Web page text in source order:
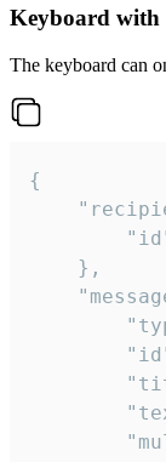
Keyboard with
The keyboard can
{